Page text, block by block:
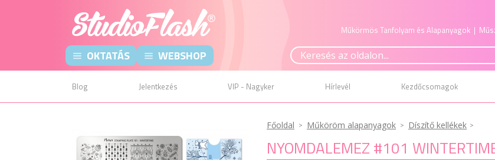
Műkörmös Tanfolyam és Alapanyagok |
OKTATÁS WEBSHOP
Blog Jelentkezés VIP - Nagyker Hírlevél Kezdőcsomagok
Főoldal Műköröm alapanyagok Díszítő kellékek
NYOMDALEMEZ #101